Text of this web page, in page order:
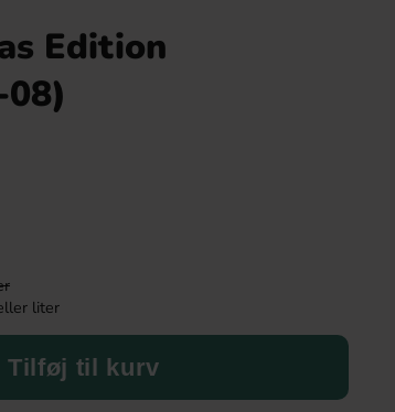
Edition
liter
Tilføj til kurv